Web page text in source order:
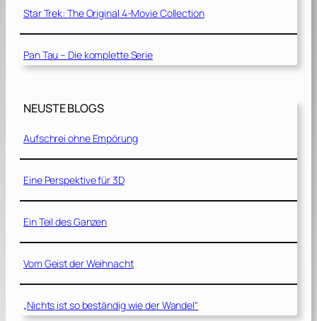
Star Trek: The Original 4-Movie Collection
Pan Tau – Die komplette Serie
NEUSTE BLOGS
Aufschrei ohne Empörung
Eine Perspektive für 3D
Ein Teil des Ganzen
Vom Geist der Weihnacht
„Nichts ist so beständig wie der Wandel“